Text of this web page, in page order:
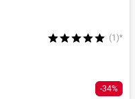
(1)*
-34%